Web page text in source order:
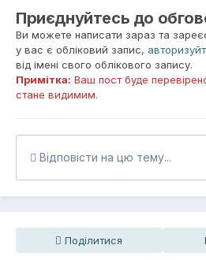
Приєднуйтесь до
Ви можете написати зараз та
у вас є обліковий запис,
від імені свого облікового запису.
Примітка: Ваш пост буде
стане видимим.
Відповісти на цю тему...
Поділитися